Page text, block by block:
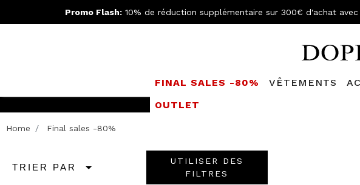
Promo Flash: 10% de réduction supplémentaire sur 300€ d'achat
FINAL SALES -80% VÊTEMENTS
OUTLETRejoignez le
Home Final sales -80%
TRIER PAR
UTILISER DES
FILTRES